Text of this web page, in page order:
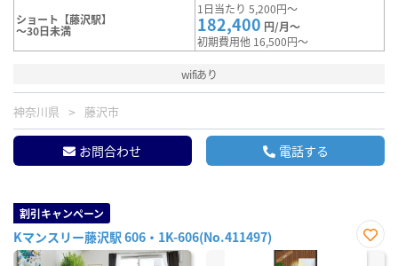
ショート【藤沢駅】
～30日未満
1日当たり 5,200円～
182,400 円/月～
初期費用他 16,500円～
wifiあり
神奈川県 藤沢市
お問合わせ 電話する
割引キャンペーン
Kマンスリー藤沢駅 606・1K-606(No.411497)
お気